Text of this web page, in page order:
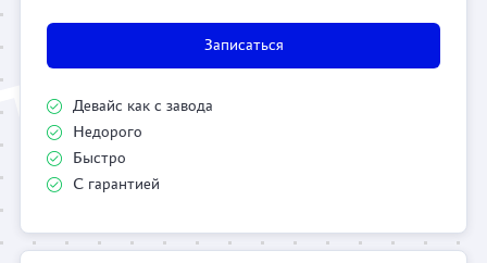
Записаться
Девайс как с завода
Недорого
Быстро
С гарантией